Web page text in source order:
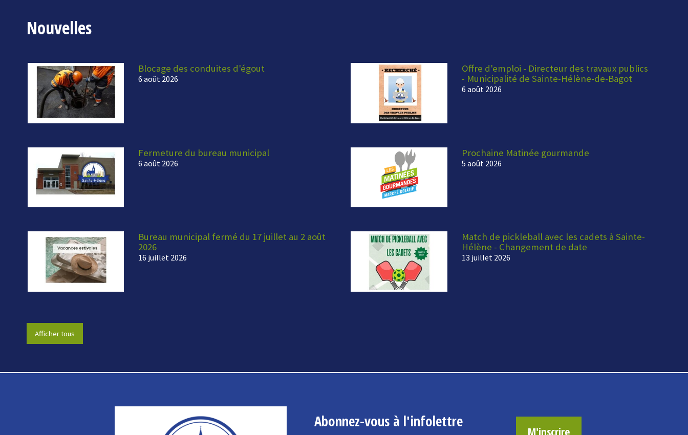
Nouvelles
Blocage des conduites d'égout
6 août 2026
Offre d'emploi - Directeur des travaux publics
- Municipalité de Sainte-Hélène-de-Bagot
6 août 2026
Fermeture du bureau municipal
6 août 2026
Prochaine Matinée gourmande
5 août 2026
Bureau municipal fermé du 17 juillet au 2 août
2026
16 juillet 2026
Match de pickleball avec les cadets à Sainte-
Hélène - Changement de date
13 juillet 2026
Afficher tous
Abonnez-vous à l'infolettre
M'inscrire